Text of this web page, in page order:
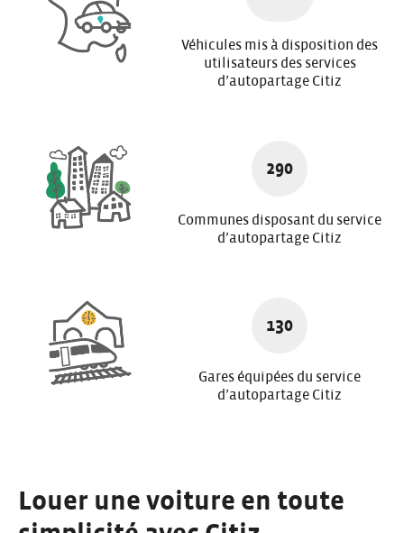
Véhicules mis à disposition des
utilisateurs des services
d’autopartage Citiz
290
Communes disposant du service
d’autopartage Citiz
130
Gares équipées du service
d’autopartage Citiz
Louer une voiture en toute